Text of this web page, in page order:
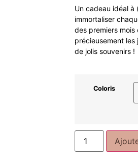
Un cadeau idéal à
immortaliser
des premiers
précieusement
de jolis souvenirs !
Coloris